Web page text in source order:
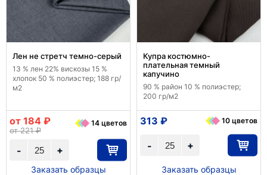
Лен не стретч темно-серый
13 % лен 22% вискозы 15 %
хлопок 50 % полиэстер; 188 гр/
м2
+
-
от 184 ₽
от 221 ₽
14 цветов
Заказать образцы
Купра костюмно-
плательная темный
капучино
90 % район 10 % полиэстер;
200 гр/м2
+
-
313 ₽ 10 цветов
Заказать образцы